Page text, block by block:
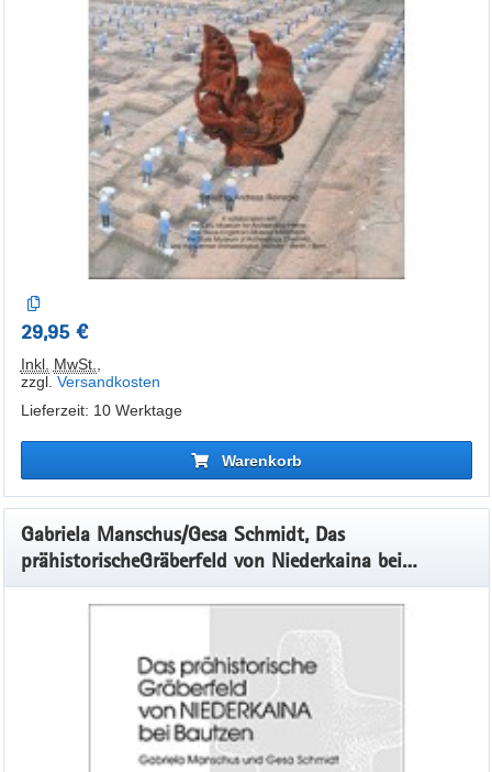
29,95 €
Inkl. MwSt.
zzgl. Versandkosten
Lieferzeit: 10 Werktage
Warenkorb
Gabriela Manschus/Gesa Schmidt, Das
prähistorischeGräberfeld von Niederkaina bei
Bautzen, Band 13